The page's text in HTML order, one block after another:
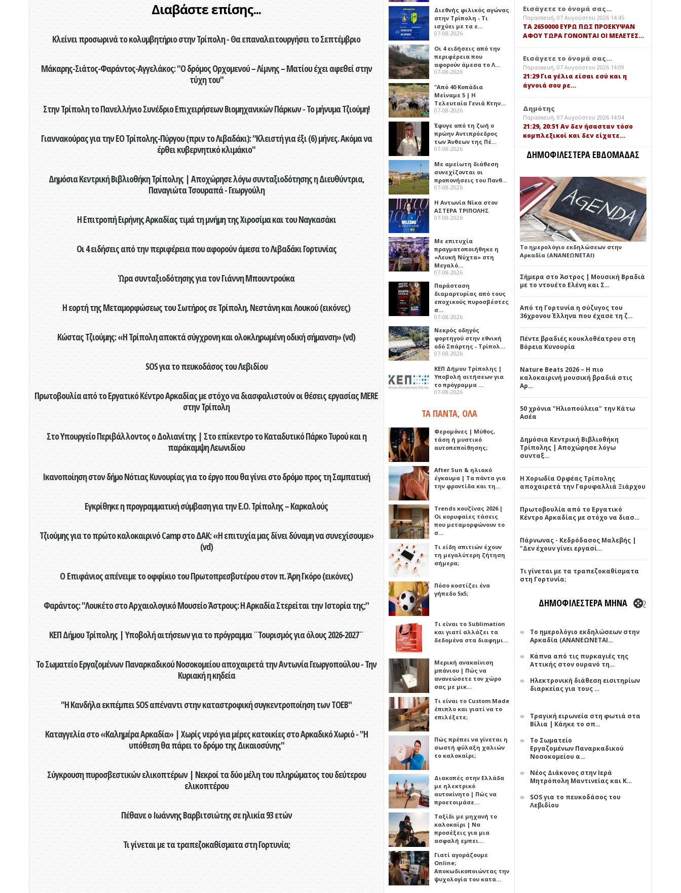
Διαβάστε επίσης...
Κλείνει προσωρινά το κολυμβητήριο στην Τρίπολη - Θα επαναλειτουργήσει το Σεπτέμβριο
Μάκαρης-Σιάτος-Φαράντος-Αγγελάκος: "Ο δρόμος Ορχομενού – Λίμνης – Ματίου έχει αφεθεί στην
τύχη του"
Στην Τρίπολη το Πανελλήνιο Συνέδριο Επιχειρήσεων Βιομηχανικών Πάρκων - Το μήνυμα Τζιούμη!
Γιαννακούρας για την EO Τρίπολης-Πύργου (πριν το Λιβαδάκι): "Κλειστή για έξι (6) μήνες. Ακόμα να
έρθει κυβερνητικό κλιμάκιο"
Δημόσια Κεντρική Βιβλιοθήκη Τρίπολης | Αποχώρησε λόγω συνταξιοδότησης η Διευθύντρια,
Παναγιώτα Τσουραπά - Γεωργούλη
Η Επιτροπή Ειρήνης Αρκαδίας τιμά τη μνήμη της Χιροσίμα και του Ναγκασάκι
Οι 4 ειδήσεις από την περιφέρεια που αφορούν άμεσα το Λιβαδάκι Γορτυνίας
Ώρα συνταξιοδότησης για τον Γιάννη Μπουντρούκα
Η εορτή της Μεταμορφώσεως του Σωτήρος σε Τρίπολη, Νεστάνη και Λουκού (εικόνες)
Κώστας Τζιούμης: «Η Τρίπολη αποκτά σύγχρονη και ολοκληρωμένη οδική σήμανση» (vd)
SOS για το πευκοδάσος του Λεβιδίου
Πρωτοβουλία από το Εργατικό Κέντρο Αρκαδίας με στόχο να διασφαλιστούν οι θέσεις εργασίας MERE
στην Τρίπολη
Στο Υπουργείο Περιβάλλοντος ο Δολιανίτης | Στο επίκεντρο το Καταδυτικό Πάρκο Τυρού και η
παράκαμψη Λεωνιδίου
Ικανοποίηση στον δήμο Νότιας Κυνουρίας για το έργο που θα γίνει στο δρόμο προς τη Σαμπατική
Εγκρίθηκε η προγραμματική σύμβαση για την Ε.Ο. Τρίπολης – Καρκαλούς
Τζιούμης για το πρώτο καλοκαιρινό Camp στο ΔΑΚ: «Η επιτυχία μας δίνει δύναμη να συνεχίσουμε»
(vd)
Ο Επιφάνιος απένειμε το οφφίκιο του Πρωτοπρεσβυτέρου στον π. Άρη Γκόρο (εικόνες)
Φαράντος: "Λουκέτο στο Αρχαιολογικό Μουσείο Άστρους: Η Αρκαδία Στερείται την Ιστορία της;"
ΚΕΠ Δήμου Τρίπολης | Υποβολή αιτήσεων για το πρόγραμμα ¨Τουρισμός για όλους 2026-2027¨
Το Σωματείο Εργαζομένων Παναρκαδικού Νοσοκομείου αποχαιρετά την Αντωνία Γεωργοπούλου - Την
Κυριακή η κηδεία
"Η Κανδήλα εκπέμπει SOS απέναντι στην καταστροφική συγκεντροποίηση των ΤΟΕΒ"
Καταγγελία στο «Καλημέρα Αρκαδία» | Χωρίς νερό για μέρες κατοικίες στο Αρκαδικό Χωριό - "Η
υπόθεση θα πάρει το δρόμο της Δικαιοσύνης"
Σύγκρουση πυροσβεστικών ελικοπτέρων | Νεκροί τα δύο μέλη του πληρώματος του δεύτερου
ελικοπτέρου
Πέθανε ο Ιωάννης Βαρβιτσιώτης σε ηλικία 93 ετών
Τι γίνεται με τα τραπεζοκαθίσματα στη Γορτυνία;
Διεθνής φιλικός αγώνας
στην Τρίπολη - Τι
ισχύει με τα ε…
07-08-2026
Οι 4 ειδήσεις από την
περιφέρεια που
αφορούν άμεσα το Λ…
07-08-2026
"Από 40 Κοπάδια
Μείναμε 5 | Η
Τελευταία Γενιά Κτην…
07-08-2026
Έφυγε από τη ζωή ο
πρώην Αντιπρόεδρος
των Άνθεων της Πέ…
07-08-2026
Με αμείωτη διάθεση
συνεχίζονται οι
προπονήσεις του Πανθ…
07-08-2026
Η Αντωνία Νίκα στον
ΑΣΤΕΡΑ ΤΡΙΠΟΛΗΣ
07-08-2026
Με επιτυχία
πραγματοποιήθηκε η
«Λευκή Νύχτα» στη
Μεγαλό…
07-08-2026
Παράσταση
διαμαρτυρίας από τους
εποχικούς πυροσβέστες
σ…
07-08-2026
Νεκρός οδηγός
φορτηγού στην εθνική
οδό Σπάρτης - Τρίπολ…
07-08-2026
ΚΕΠ Δήμου Τρίπολης |
Υποβολή αιτήσεων για
το πρόγραμμα …
07-08-2026
ΤΑ ΠΑΝΤΑ, ΟΛΑ
Φερομόνες | Μύθος,
τάση ή μυστικό
αυτοπεποίθησης;
After Sun & ηλιακό
έγκαυμα | Τα πάντα για
την φροντίδα και τη…
Trends κουζίνας 2026 |
Οι κορυφαίες τάσεις
που μεταμορφώνουν το
σ…
Τι είδη σπιτιών έχουν
τη μεγαλύτερη ζήτηση
σήμερα;
Πόσο κοστίζει ένα
γήπεδο 5x5;
Τι είναι το Sublimation
και γιατί αλλάζει τα
δεδομένα στα διαφημι…
Μερική ανακαίνιση
μπάνιου | Πώς να
ανανεώσετε τον χώρο
σας με μικ…
Τι είναι το Custom Made
έπιπλο και γιατί να το
επιλέξετε;
Πώς πρέπει να γίνεται η
σωστή φύλαξη χαλιών
το καλοκαίρι;
Διακοπές στην Ελλάδα
με ηλεκτρικό
αυτοκίνητο | Πώς να
προετοιμάσε…
Ταξίδι με μηχανή το
καλοκαίρι | Να
προσέξεις για μια
ασφαλή εμπει…
Γιατί αγοράζουμε
Online;
Αποκωδικοποιώντας την
ψυχολογία του κατα…
Εισάγετε το όνομά σας...
Παρασκευή, 07 Αυγούστου 2026 14:45
TA 2650000 ΕΥΡΩ ΠΩΣ ΠΡΟΕΚΥΨΑΝ
ΑΦΟΥ ΤΩΡΑ ΓΟΝΟΝΤΑΙ ΟΙ ΜΕΛΕΤΕΣ…
Εισάγετε το όνομά σας...
Παρασκευή, 07 Αυγούστου 2026 14:09
21:29 Για γέλια είσαι εσύ και η
άγνοιά σου ρε…
Δημότης
Παρασκευή, 07 Αυγούστου 2026 14:04
21:29, 20:51 Αν δεν ήσασταν τόσο
κομπλεξικοί και δεν είχατε…
ΔΗΜΟΦΙΛΕΣΤΕΡΑ ΕΒΔΟΜΑΔΑΣ
Το ημερολόγιο εκδηλώσεων στην
Αρκαδία (ΑΝΑΝΕΩΝΕΤΑΙ)
Σήμερα στο Άστρος | Μουσική Βραδιά
με το ντουέτο Ελένη και Σ…
Από τη Γορτυνία η σύζυγος του
36χρονου Έλληνα που έχασε τη ζ…
Πέντε βραδιές κουκλοθέατρου στη
Βόρεια Κυνουρία
Nature Beats 2026 – Η πιο
καλοκαιρινή μουσική βραδιά στις
Αρ…
50 χρόνια "Ηλιοπούλεια" την Κάτω
Ασέα
Δημόσια Κεντρική Βιβλιοθήκη
Τρίπολης | Αποχώρησε λόγω
συνταξ…
Η Χορωδία Ορφέας Τρίπολης
αποχαιρετά την Γαρυφαλλιά Ξιάρχου
Πρωτοβουλία από το Εργατικό
Κέντρο Αρκαδίας με στόχο να διασ…
Πάρνωνας - Κεδρόδασος Μαλεβής |
"Δεν έχουν γίνει εργασί…
Τι γίνεται με τα τραπεζοκαθίσματα
στη Γορτυνία;
ΔΗΜΟΦΙΛΕΣΤΕΡΑ ΜΗΝΑ
Το ημερολόγιο εκδηλώσεων στην
Αρκαδία (ΑΝΑΝΕΩΝΕΤΑΙ…
Κάπνα από τις πυρκαγιές της
Αττικής στον ουρανό τη…
Ηλεκτρονική διάθεση εισιτηρίων
διαρκείας για τους …
Τραγική ειρωνεία στη φωτιά στα
Βίλια | Κάηκε το σπ…
Το Σωματείο
Εργαζομένων Παναρκαδικού
Νοσοκομείου α…
Νέος Διάκονος στην Ιερά
Μητρόπολη Μαντινείας και Κ…
SOS για το πευκοδάσος του
Λεβιδίου